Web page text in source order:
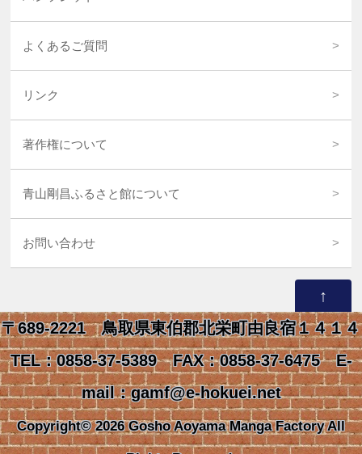
よくあるご質問
リンク
著作権について
青山剛昌ふるさと館について
お問い合わせ
↑
〒689-2221 鳥取県東伯郡北栄町由良宿１４１４
TEL：0858-37-5389 FAX：0858-37-6475 E-
mail：gamf@e-hokuei.net
Copyright© 2026 Gosho Aoyama Manga Factory All